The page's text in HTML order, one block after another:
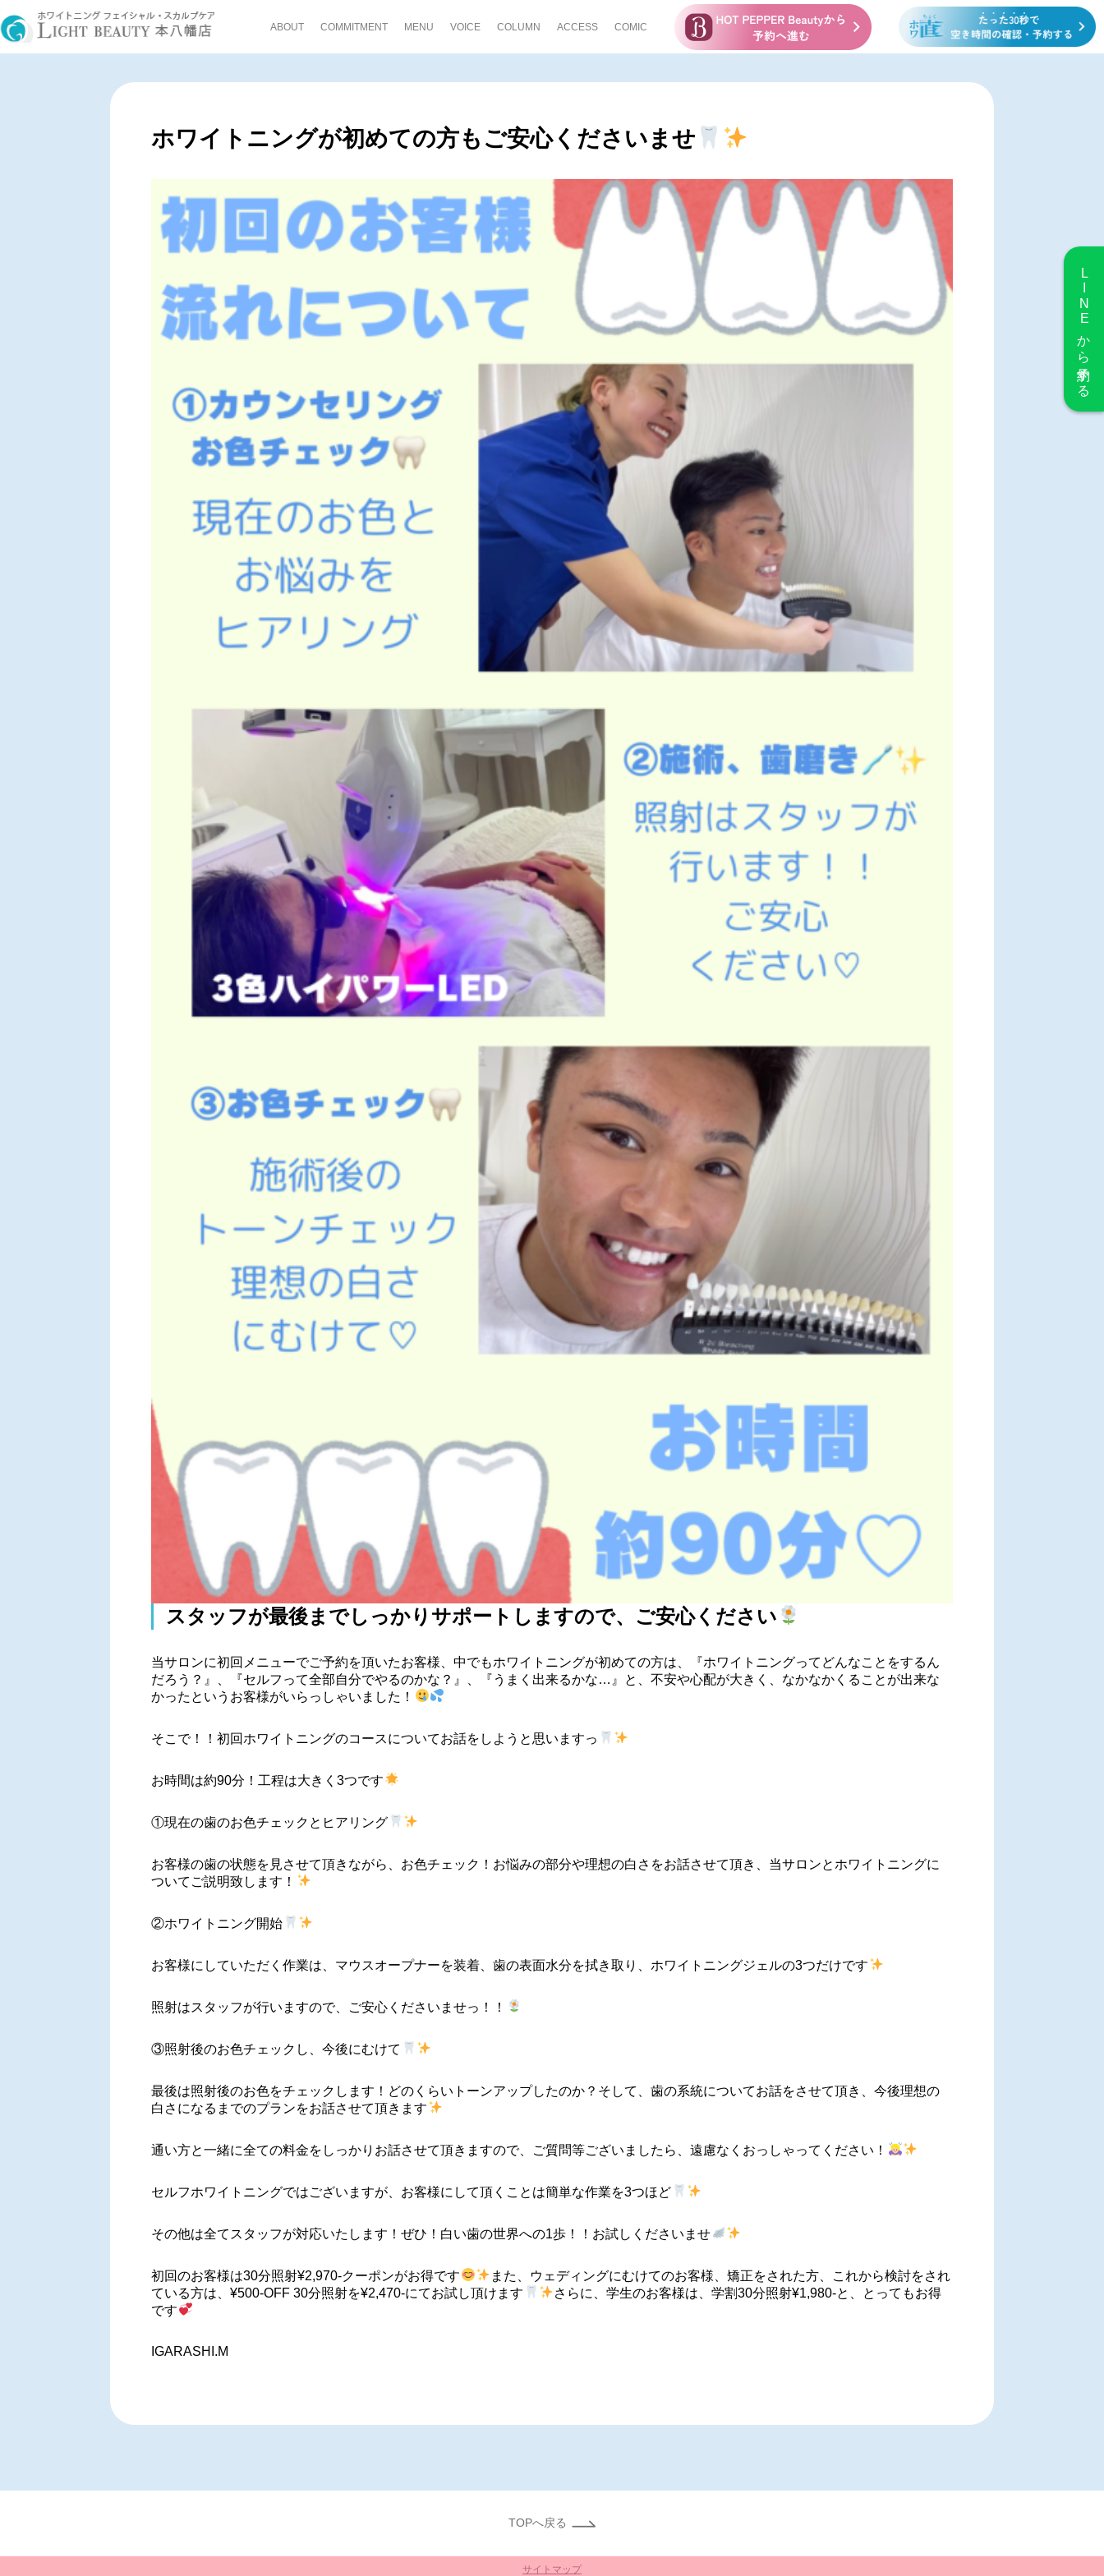
ABOUT COMMITMENT MENU VOICE COLUMN ACCESS COMIC
LINE
から予約する
ホワイトニングが初めての方もご安心くださいませ
スタッフが最後までしっかりサポートしますので、ご安心ください
当サロンに初回メニューでご予約を頂いたお客様、中でもホワイトニングが初めての方は、『ホワイトニングってどんなことをするん
だろう？』、『セルフって全部自分でやるのかな？』、『うまく出来るかな…』と、不安や心配が大きく、なかなかくることが出来な
かったというお客様がいらっしゃいました！
そこで！！初回ホワイトニングのコースについてお話をしようと思いますっ
お時間は約90分！工程は大きく3つです
①現在の歯のお色チェックとヒアリング
お客様の歯の状態を見させて頂きながら、お色チェック！お悩みの部分や理想の白さをお話させて頂き、当サロンとホワイトニングに
ついてご説明致します！
②ホワイトニング開始
お客様にしていただく作業は、マウスオープナーを装着、歯の表面水分を拭き取り、ホワイトニングジェルの3つだけです
照射はスタッフが行いますので、ご安心くださいませっ！！
③照射後のお色チェックし、今後にむけて
最後は照射後のお色をチェックします！どのくらいトーンアップしたのか？そして、歯の系統についてお話をさせて頂き、今後理想の
白さになるまでのプランをお話させて頂きます
通い方と一緒に全ての料金をしっかりお話させて頂きますので、ご質問等ございましたら、遠慮なくおっしゃってください！
セルフホワイトニングではございますが、お客様にして頂くことは簡単な作業を3つほど
その他は全てスタッフが対応いたします！ぜひ！白い歯の世界への1歩！！お試しくださいませ
初回のお客様は30分照射¥2,970-クーポンがお得です
また、ウェディングにむけてのお客様、矯正をされた方、これから検討をされ
ている方は、¥500-OFF 30分照射を¥2,470-にてお試し頂けます
さらに、学生のお客様は、学割30分照射¥1,980-と、とってもお得
です
IGARASHI.M
TOPへ戻る
サイトマップ